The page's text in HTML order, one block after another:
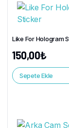
Like For Hologram
150,00₺
Sepete Ekle